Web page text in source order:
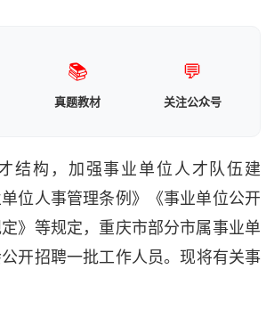
📚
真题教材
💬
关注公众号
结构， 加强事业单位 人才 队伍建
位人事管理条例》《事业单位公开
》等规定， 重庆市部分市属事业单
开招聘一批工作人员。现将有关事